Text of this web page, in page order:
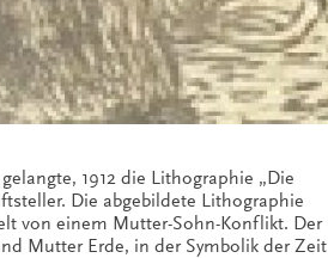
1912 die Lithographie „Die
Die abgebildete Lithographie
von einem Mutter-Sohn-Konflikt. Der
Mutter Erde, in der Symbolik der Zeit